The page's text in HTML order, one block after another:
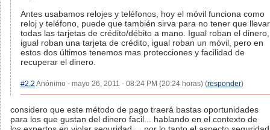
Antes usabamos relojes y teléfonos, hoy el móvil funciona como
reloj y teléfono, puede que también sirva para no tener que llevar
todas las tarjetas de crédito/débito a mano. Igual roban el dinero,
igual roban una tarjeta de crédito, igual roban un móvil, pero en
estos dos últimos tenemos mas protecciones y facilidad de
recuperar el dinero.
#2.2 Anónimo - mayo 26, 2011 - 08:24 PM (20:24 horas) (responder)
considero que este método de pago traerá bastas oportunidades
para los que gustan del dinero facil... hablando en el contexto de